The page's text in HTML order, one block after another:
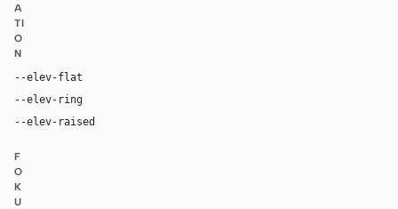
A
TI
O
N
--elev-flat
--elev-ring
--elev-raised
F
O
K
U